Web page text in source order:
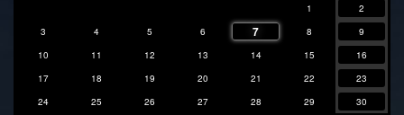
1
2
3
4 5 6 7 8
9
10
11 12 13 14 15
16
17
18 19 20 21 22
23
24
25 26 27 28 29
30